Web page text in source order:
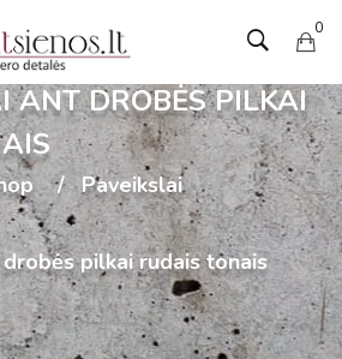
0
ANT DROBĖS PILKAI
Paveikslai
pilkai rudais tonais